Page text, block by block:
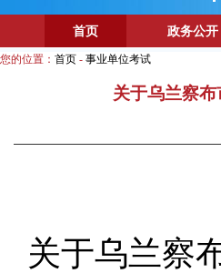
首页 政务公开
您的位置： 首页 - 事业单位考试
关于乌兰察
关于乌兰察